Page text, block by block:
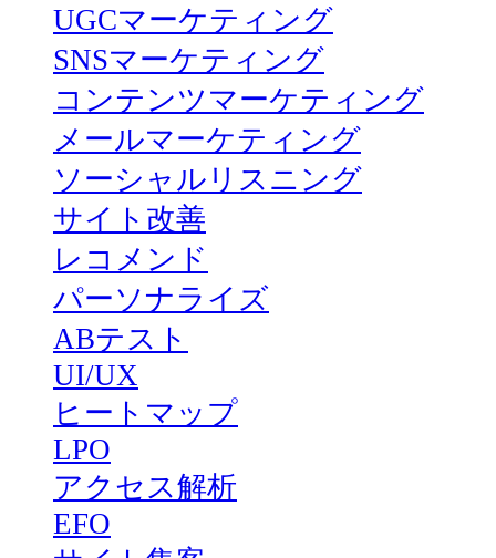
UGCマーケティング
SNSマーケティング
コンテンツマーケティング
メールマーケティング
ソーシャルリスニング
サイト改善
レコメンド
パーソナライズ
ABテスト
UI/UX
ヒートマップ
LPO
アクセス解析
EFO